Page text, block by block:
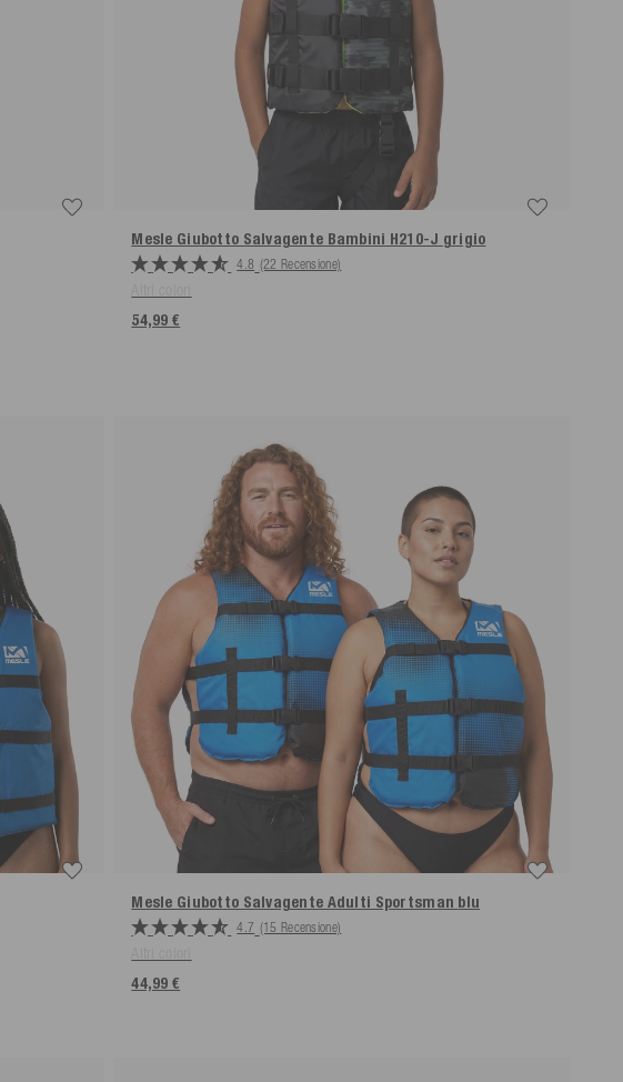
Mesle Giubotto Salvagente Bambini H210-J grigio
4.8 (22 Recensione)
54,99 €
Mesle Giubotto Salvagente Adulti Sportsman blu
4.7 (15 Recensione)
44,99 €